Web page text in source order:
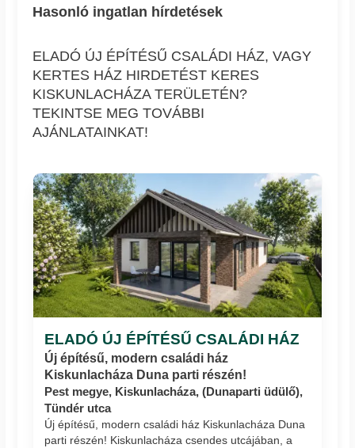
Hasonló ingatlan hírdetések
ELADÓ ÚJ ÉPÍTÉSŰ CSALÁDI HÁZ, VAGY
KERTES HÁZ HIRDETÉST KERES
KISKUNLACHÁZA TERÜLETÉN?
TEKINTSE MEG TOVÁBBI
AJÁNLATAINKAT!
ELADÓ ÚJ ÉPÍTÉSŰ CSALÁDI HÁZ
Új építésű, modern családi ház
Kiskunlacháza Duna parti részén!
Pest megye, Kiskunlacháza, (Dunaparti üdülő),
Tündér utca
Új építésű, modern családi ház Kiskunlacháza Duna
parti részén! Kiskunlacháza csendes utcájában, a